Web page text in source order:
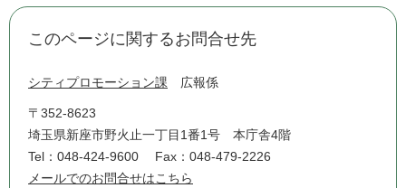
このページに関するお問合せ先
シティプロモーション課 広報係
〒352-8623
埼玉県新座市野火止一丁目1番1号 本庁舎4階
Tel：048-424-9600
Fax：048-479-2226
メールでのお問合せはこちら